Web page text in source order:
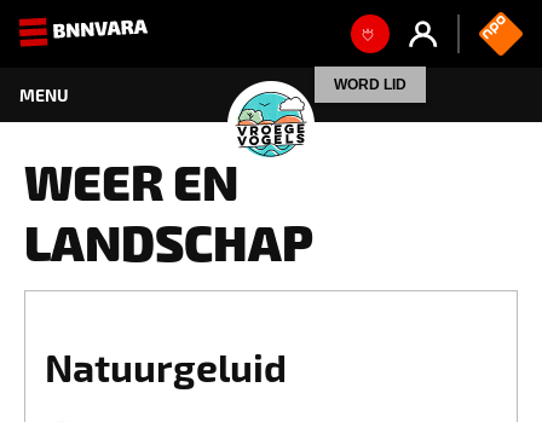
WEER EN
LANDSCHAP
Natuurgeluid